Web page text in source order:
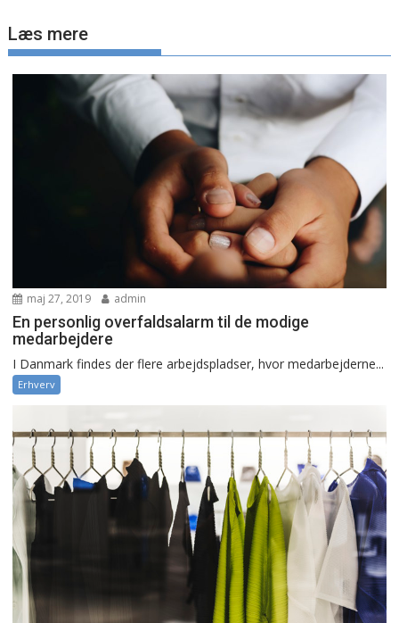
Læs mere
maj 27, 2019 admin
En personlig overfaldsalarm til de modige
medarbejdere
I Danmark findes der flere arbejdspladser, hvor medarbejderne...
Erhverv